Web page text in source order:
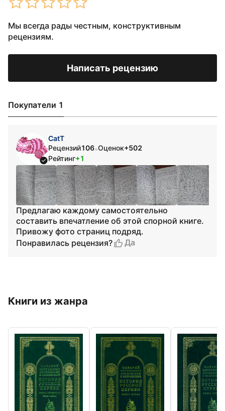
Мы всегда рады честным, конструктивным
рецензиям.
Написать рецензию
Покупатели 1
CatT
Рецензий106•Оценок+502
Рейтинг+1
Предлагаю каждому самостоятельно
составить впечатление об этой спорной книге.
Привожу фото страниц подряд.
Понравилась рецензия?
Да
Книги из жанра